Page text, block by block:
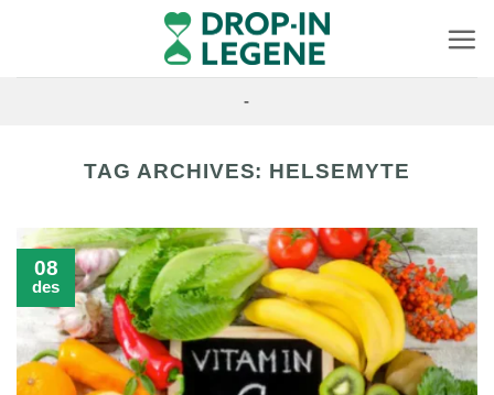
content
-
TAG ARCHIVES: HELSEMYTE
08
des